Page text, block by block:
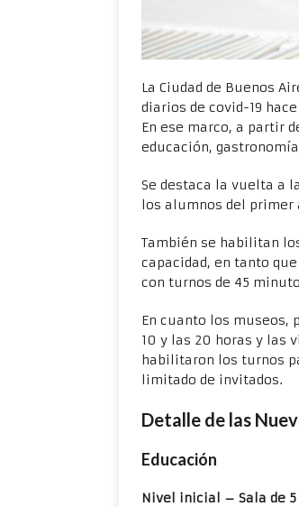
La Ciudad de Buenos
diarios de covid-19
En ese marco, a partir
educación,
Se destaca la vuelta a
los alumnos del primer
También se habilitan
capacidad, en tanto
con turnos de 45
En cuanto los museos,
10 y las 20 horas y las
habilitaron los turnos
limitado de invitados.
Detalle de las
Educación
Nivel inicial – Sala de 5